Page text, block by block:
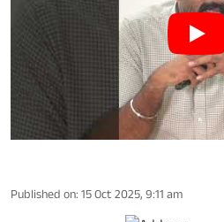
Published on: 15 Oct 2025, 9:11 am